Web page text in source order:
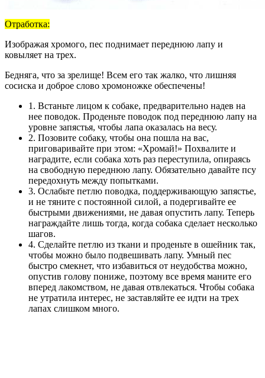
Отработка:
Изображая хромого, пес поднимает переднюю лапу и
ковыляет на трех.
Бедняга, что за зрелище! Всем его так жалко, что лишняя
сосиска и доброе слово хромоножке обеспечены!
1. Встаньте лицом к собаке, предварительно надев на
нее поводок. Проденьте поводок под переднюю лапу на
уровне запястья, чтобы лапа оказалась на весу.
2. Позовите собаку, чтобы она пошла на вас,
приговаривайте при этом: «Хромай!» Похвалите и
наградите, если собака хоть раз переступила, опираясь
на свободную переднюю лапу. Обязательно давайте псу
передохнуть между попытками.
3. Ослабьте петлю поводка, поддерживающую запястье,
и не тяните с постоянной силой, а подергивайте ее
быстрыми движениями, не давая опустить лапу. Теперь
награждайте лишь тогда, когда собака сделает несколько
шагов.
4. Сделайте петлю из ткани и проденьте в ошейник так,
чтобы можно было подвешивать лапу. Умный пес
быстро смекнет, что избавиться от неудобства можно,
опустив голову пониже, поэтому все время маните его
вперед лакомством, не давая отвлекаться. Чтобы собака
не утратила интерес, не заставляйте ее идти на трех
лапах слишком много.